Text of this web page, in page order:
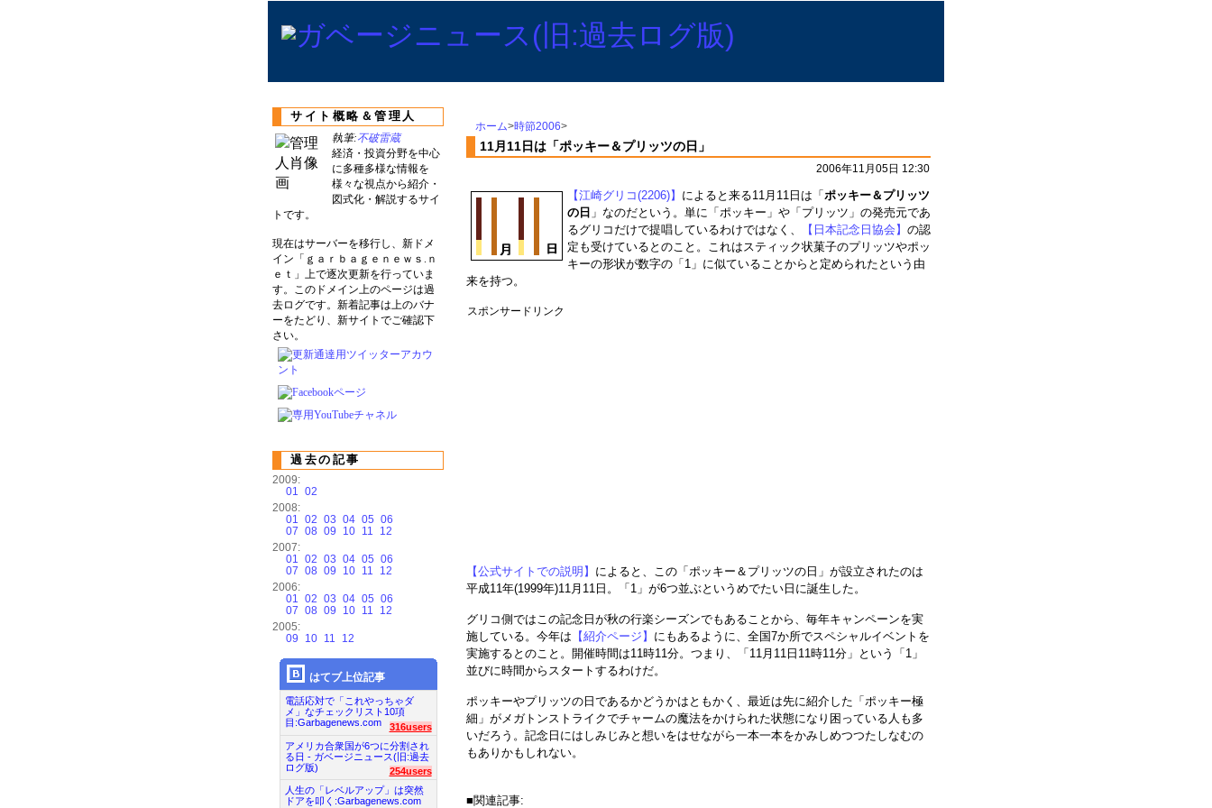
ホーム>時節2006>
11月11日は「ポッキー＆プリッツの日」
2006年11月05日 12:30
【江崎グリコ(2206)】 によると来る11月11日は「 ポッキー＆プリッツ
の日 」なのだという。単に「ポッキー」や「プリッツ」の発売元であ
るグリコだけで提唱しているわけではなく、
【日本記念日協会】 の認
定も受けているとのこと。これはスティック状菓子のプリッツやポッ
キーの形状が数字の「1」に似ていることからと定められたという由
来を持つ。
スポンサードリンク
【公式サイトでの説明】 によると、この「ポッキー＆プリッツの日」が設立されたのは
平成11年(1999年)11月11日。「1」が6つ並ぶというめでたい日に誕生した。
グリコ側ではこの記念日が秋の行楽シーズンでもあることから、毎年キャンペーンを実
施している。今年は 【紹介ページ】 にもあるように、全国7か所でスペシャルイベントを
実施するとのこと。開催時間は11時11分。つまり、「11月11日11時11分」という「1」
並びに時間からスタートするわけだ。
ポッキーやプリッツの日であるかどうかはともかく、最近は先に紹介した「ポッキー極
細」がメガトンストライクでチャームの魔法をかけられた状態になり困っている人も多
いだろう。記念日にはしみじみと想いをはせながら一本一本をかみしめつつたしなむの
もありかもしれない。
■関連記事:
サイト概略＆管理人
執筆:不破雷蔵
経済・投資分野を中心
に多種多様な情報を
様々な視点から紹介・
図式化・解説するサイ
トです。
現在はサーバーを移行し、新ドメ
イン「ｇａｒｂａｇｅｎｅｗｓ.ｎ
ｅｔ」上で逐次更新を行っていま
す。このドメイン上のページは過
去ログです。新着記事は上のバナ
ーをたどり、新サイトでご確認下
さい。
過去の記事
2009:
01 02
2008:
01 02 03 04 05 06
07 08 09 10 11
12
2007:
01 02 03 04 05 06
07 08 09 10 11
12
2006:
01 02 03 04 05 06
07 08 09 10 11
12
2005:
09
10 11 12
はてブ上位記事
電話応対で「これやっちゃダ
メ」なチェックリスト10項
目:Garbagenews.com
316users
アメリカ合衆国が6つに分割され
る日 - ガベージニュース(旧:過去
ログ版)
254users
人生の「レベルアップ」は突然
ドアを叩く:Garbagenews.com